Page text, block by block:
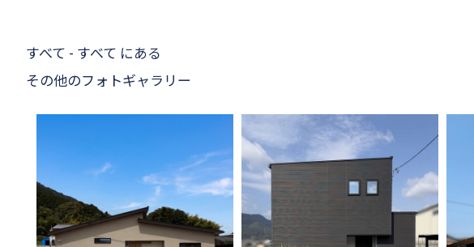
すべて - すべて にある
その他のフォトギャラリー